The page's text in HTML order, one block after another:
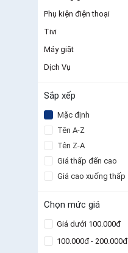
Phụ kiện điện thoại
Tivi
Máy giặt
Dịch Vụ
Sắp xếp
Mặc định
Tên A-Z
Tên Z-A
Giá thấp đến cao
Giá cao xuống thấp
Chọn mức giá
Giá dưới 100.000đ
100.000đ - 200.000đ